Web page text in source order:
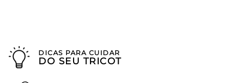
DICAS PARA CUIDAR
DO SEU TRICOT